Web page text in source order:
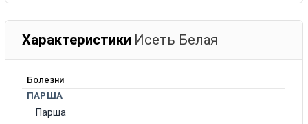
Характеристики Исеть Белая
Болезни
ПАРША
Парша